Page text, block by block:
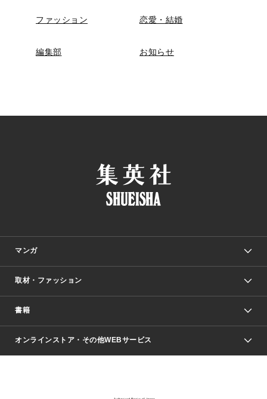
ファッション 恋愛・結婚
編集部 お知らせ
マンガ
少年マンガ
Vジャンプ
週刊ヤングジャンプ
少女マンガ
取材・ファッション
Seventeen
芸能・情報・スポーツ
書籍
文芸・文庫・総合
オンラインストア・その他WEBサービス